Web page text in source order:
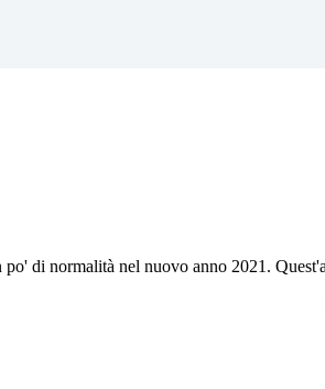
di normalità nel nuovo anno 2021.